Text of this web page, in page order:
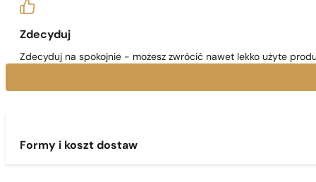
Zdecyduj
Zdecyduj na spokojnie - możesz zwrócić nawet lekko użyte
Formy i koszt dostaw